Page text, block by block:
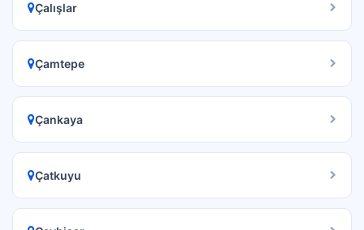
Çalışlar
Çamtepe
Çankaya
Çatkuyu